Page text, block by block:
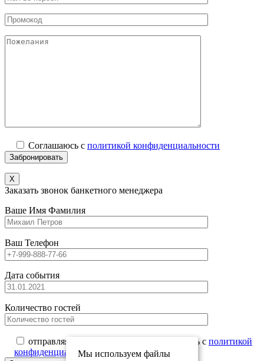
Соглашаюсь с политикой конфиденциальности
X
Заказать звонок банкетного менеджера
Ваше Имя Фамилия
Ваш Телефон
Дата события
Количество гостей
отправляя данную форму вы соглашаетесь с политикой
конфиденциальностиМы используем файлы